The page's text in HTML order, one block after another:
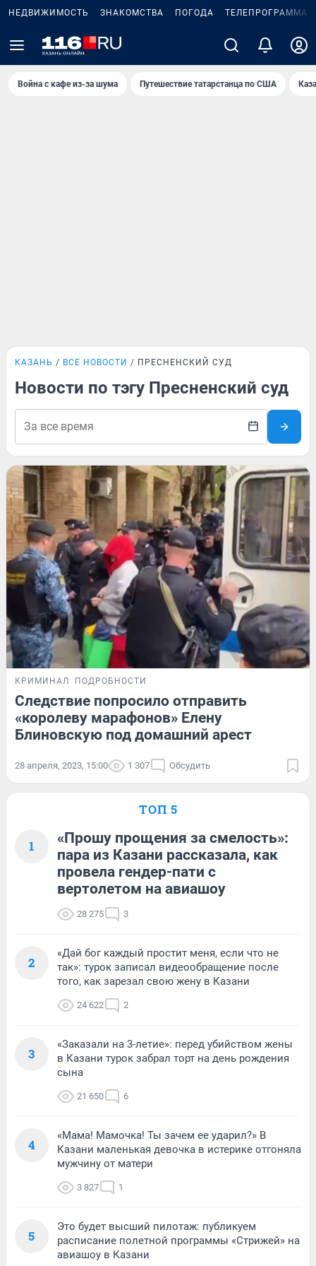
НЕДВИЖИМОСТЬ ЗНАКОМСТВА ПОГОДА ТЕЛЕПРОГРАММА
Война с кафе из-за шума Путешествие татарстанца по США
КАЗАНЬ ВСЕ НОВОСТИ ПРЕСНЕНСКИЙ СУД
Новости по тэгу Пресненский суд
КРИМИНАЛ ПОДРОБНОСТИ
Следствие попросило отправить
«королеву марафонов» Елену
Блиновскую под домашний арест
28 апреля, 2023, 15:00 1 307 Обсудить
ТОП 5
1
«Прошу прощения за смелость»:
пара из Казани рассказала, как
провела гендер-пати с
вертолетом на авиашоу
28 275 3
2
«Дай бог каждый простит меня, если что не
так»: турок записал видеообращение после
того, как зарезал свою жену в Казани
24 622 2
3
«Заказали на 3-летие»: перед убийством жены
в Казани турок забрал торт на день рождения
сына
21 650 6
4
«Мама! Мамочка! Ты зачем ее ударил?» В
Казани маленькая девочка в истерике отгоняла
мужчину от матери
3 827 1
5
Это будет высший пилотаж: публикуем
расписание полетной программы «Стрижей» на
авиашоу в Казани